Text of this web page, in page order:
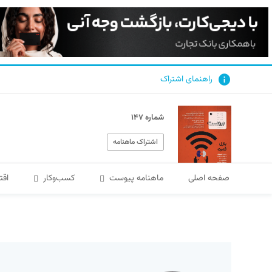
راهنمای اشتراک
شماره ۱۴۷
اشتراک ماهنامه
صفحه اصلی ماهنامه پیوست کسب‌و‌کار